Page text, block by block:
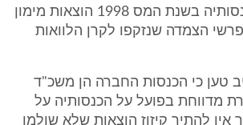
אלקנה קזזה מהכנסותיה בשנת המס 1998 הוצאות מימון
₪ הפרשי הצמדה שנזקפו לקרן הלוואות
טען כי הכנסות החברה הן משכ"ד
מדווחת בפועל על הכנסותיה על
אין להתיר קיזוז הוצאות שלא שולמו